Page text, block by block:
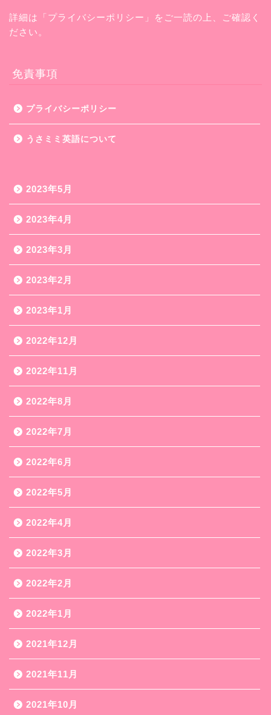
詳細は「プライバシーポリシー」をご一読の上、ご確認く
ださい。
免責事項
プライバシーポリシー
うさミミ英語について
2023年5月
2023年4月
2023年3月
2023年2月
2023年1月
2022年12月
2022年11月
2022年8月
2022年7月
2022年6月
2022年5月
2022年4月
2022年3月
2022年2月
2022年1月
2021年12月
2021年11月
2021年10月